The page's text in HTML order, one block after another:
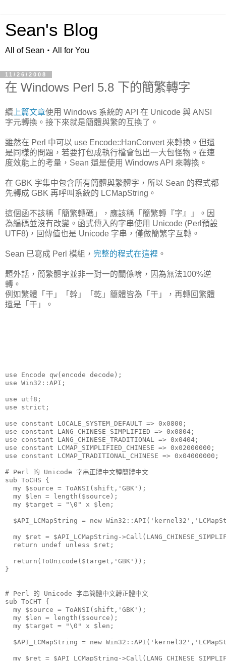
Sean's Blog
All of Sean‧All for You
11/26/2008
在 Windows Perl 5.8 下的簡繁轉字
續 上篇文章使用 Windows 系統的 API 在 Unicode 與 ANSI
字元轉換。接下來就是簡體與繁的互換了。
雖然在 Perl 中可以 use Encode::HanConvert 來轉換。但還
是同樣的問題，若要打包成執行檔會包出一大包怪物。在速
度效能上的考量，Sean 還是使用 Windows API 來轉換。
在 GBK 字集中包含所有簡體與繁體字，所以 Sean 的程式都
先轉成 GBK 再呼叫系統的 LCMapString。
這個函不該稱「簡繁轉碼」，應該稱「簡繁轉『字』」。因
為編碼並沒有改變。函式傳入的字串使用 Unicode (Perl預設
UTF8)，回傳值也是 Unicode 字串，僅做簡繁字互轉。
Sean 已寫成 Perl 模組， 完整的程式在這裡 。
題外話，簡繁體字並非一對一的關係唷，因為無法100%逆
轉。
例如繁體「干」「幹」「乾」簡體皆為「干」，再轉回繁體
還是「干」。
use Encode qw(encode decode);
use Win32::API;
use utf8;
use strict;
use constant LOCALE_SYSTEM_DEFAULT => 0x0800;
use constant LANG_CHINESE_SIMPLIFIED => 0x0804;
use constant LANG_CHINESE_TRADITIONAL => 0x0404;
use constant LCMAP_SIMPLIFIED_CHINESE => 0x02000000;
use constant LCMAP_TRADITIONAL_CHINESE => 0x04000000;
# Perl 的 Unicode 字串正體中文轉簡體中文
sub ToCHS {
  my $source = ToANSI(shift,'GBK');
  my $len = length($source);
  my $target = "\0" x $len;
$API_LCMapString = new
my $ret = $API_LCMapString-
  return undef unless $ret;
  return(ToUnicode($target,'GBK'));
}
# Perl 的 Unicode 字串簡體中文轉正體中文
sub ToCHT {
  my $source = ToANSI(shift,'GBK');
  my $len = length($source);
  my $target = "\0" x $len;
$API_LCMapString = new
my $ret = $API_LCMapString-